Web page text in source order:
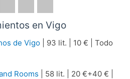
en Vigo
de Vigo| 93 lit. | 10 € | Todo
Rooms | 58 lit. | 20 €+40 € |